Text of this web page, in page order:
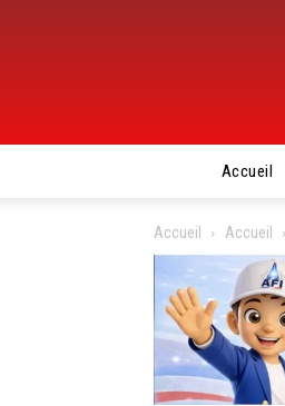
Accueil
Accueil Accueil